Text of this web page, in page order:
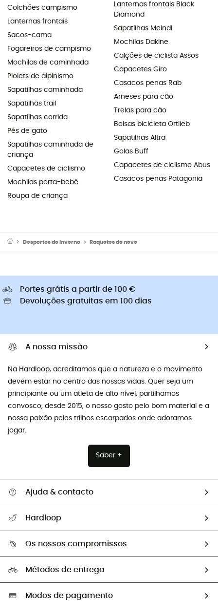
Colchões campismo
Lanternas frontais
Sacos-cama
Fogareiros de campismo
Mochilas de caminhada
Piolets de alpinismo
Sapatilhas caminhada
Sapatilhas trail
Sapatilhas corrida
Pés de gato
Sapatilhas caminhada de
criança
Capacetes de ciclismo
Mochilas porta-bebé
Roupa de criança
Lanternas frontais Black
Diamond
Sapatilhas Meindl
Mochilas Dakine
Calções de ciclista Assos
Capacetes Giro
Casacos penas Rab
Arneses para cão
Trelas para cão
Bolsas bicicleta Ortlieb
Sapatilhas Altra
Golas Buff
Capacetes de ciclismo Abus
Casacos penas Patagonia
Desportos de Inverno Raquetes de neve
Portes grátis a partir de 100 €
Devoluções gratuitas em 100 dias
A nossa missão
Na Hardloop, acreditamos que a natureza e o movimento
devem estar no centro das nossas vidas. Quer seja um
principiante ou um atleta de alto nível, partilhamos
convosco, desde 2015, o nosso gosto pelo bom material e a
nossa paixão pelos trilhos escarpados onde adoramos
jogar.
Saber +
Ajuda & contacto
Devoluções e reembolsos
Guia de tamanhos
Trocas & Devoluções
Hardloop
Os nossos embaixadores
Os nossos compromissos
Seleção eco-responsável
Métodos de entrega
Modos de pagamento